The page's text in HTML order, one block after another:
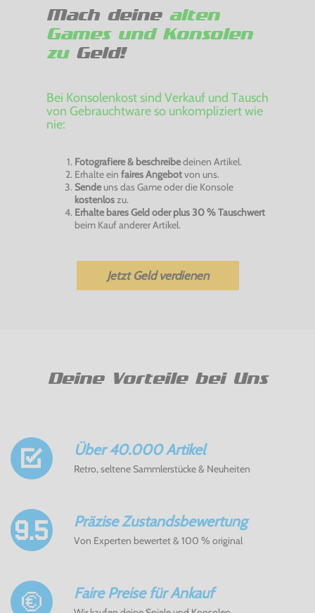
Mach deine alten
Games und Konsolen
zuGeld!
Bei Konsolenkost sind Verkauf und Tausch
von Gebrauchtware so unkompliziert wie
nie:
Fotografiere & beschreibedeinen Artikel.
Erhalte ein faires Angebotvon uns.
Sendeuns das Game oder die Konsole
kostenloszu.
Erhalte bares Geld oder plus 30 % Tauschwert
beim Kauf anderer Artikel.
Jetzt Geld verdienen
Deine Vorteile bei Uns
Über 40.000 Artikel
Retro, seltene Sammlerstücke & Neuheiten
Präzise Zustandsbewertung
Von Experten bewertet & 100 % original
Faire Preise für Ankauf